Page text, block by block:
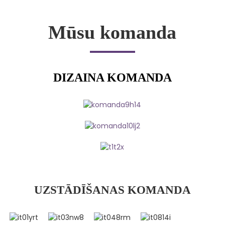
Mūsu komanda
DIZAINA KOMANDA
UZSTĀDĪŠANAS KOMANDA